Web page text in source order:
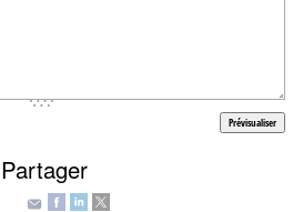
Partager